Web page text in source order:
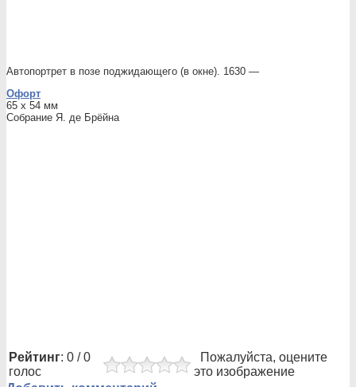
Автопортрет в позе поджидающего (в окне). 1630 —
Офорт
65 x 54 мм
Собрание Я. де Брёйна
Рейтинг: 0 / 0
голос
Пожалуйста, оцените
это изображение